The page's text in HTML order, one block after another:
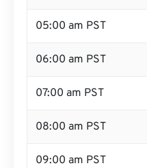
05:00 am PST
06:00 am PST
07:00 am PST
08:00 am PST
09:00 am PST